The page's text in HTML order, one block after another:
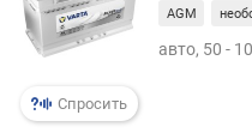
Спросить
AGM
авто, 50 -